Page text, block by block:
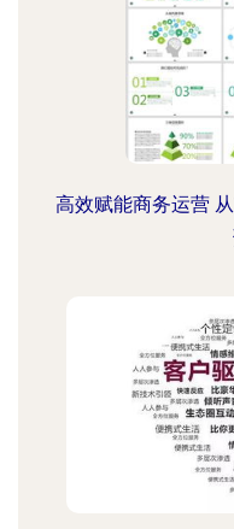
高效赋能商务运营